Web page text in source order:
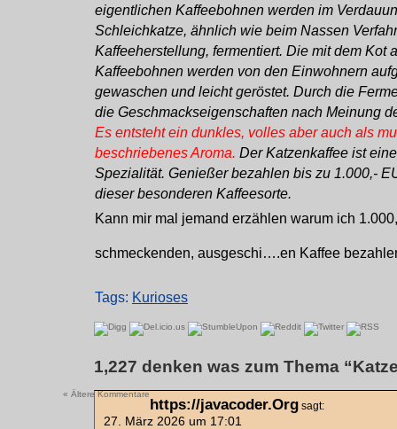
eigentlichen Kaffeebohnen werden im
Schleichkatze, ähnlich wie beim Nassen
Kaffeeherstellung, fermentiert. Die mit dem Kot
Kaffeebohnen werden von den Einwohnern
gewaschen und leicht geröstet. Durch die
die Geschmackseigenschaften nach Meinung
Es entsteht ein dunkles, volles aber auch als
beschriebenes Aroma. Der Katzenkaffee ist
Spezialität. Genießer bezahlen bis zu 1.000,-
dieser besonderen Kaffeesorte.
Kann mir mal jemand erzählen warum ich
schmeckenden, ausgeschi….en Kaffee
Tags: Kurioses
1,227 denken was zum Thema
« Ältere Kommentare
https://javacoder.Org sagt:
27. März 2026 um 17:01